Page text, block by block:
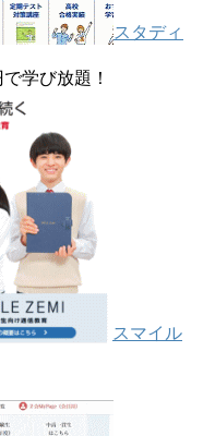
スタディ
学び放題！
スマイル